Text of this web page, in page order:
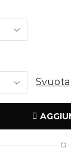
Svuota
O